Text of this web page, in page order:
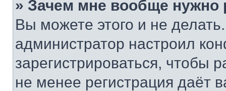
» Зачем мне вообще нужно
Вы можете этого и не
администратор настроил
зарегистрироваться, чтобы
не менее регистрация даёт